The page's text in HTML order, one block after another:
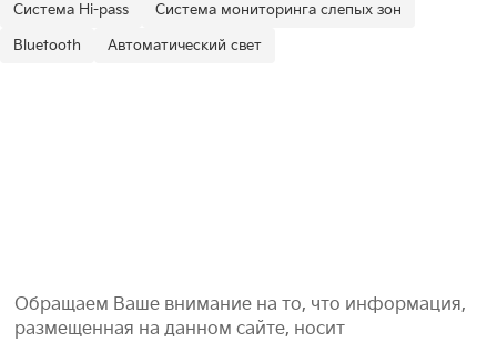
Система Hi-pass
Система мониторинга слепых зон
Bluetooth
Автоматический свет
Обращаем Ваше внимание на то, что информация,
размещенная на данном сайте, носит